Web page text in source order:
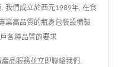
我們成立於西元1989年, 在食
業高品質的瓶身包裝設備製
各種品質的要求
品服務並 立即聯絡我們